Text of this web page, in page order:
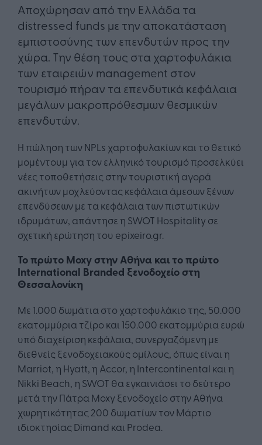
Αποχώρησαν από την Ελλάδα τα
distressed funds με την αποκατάσταση
εμπιστοσύνης των επενδυτών προς την
χώρα. Την θέση τους στα χαρτοφυλάκια
των εταιρειών management στον
τουρισμό πήραν τα επενδυτικά κεφάλαια
μεγάλων μακροπρόθεσμων θεσμικών
επενδυτών.
Η πώληση των NPLs χαρτοφυλακίων και το θετικό
μομέντουμ για τον ελληνικό τουρισμό προσελκύει
νέες τοποθετήσεις στην τουριστική αγορά
ακινήτων μοχλεύοντας κεφάλαια άμεσων ξένων
επενδύσεων με τα κεφάλαια των πιστωτικών
ιδρυμάτων, απάντησε η SWOT Hospitality σε
σχετική ερώτηση του epixeiro.gr.
Το πρώτο Moxy στην Αθήνα και το πρώτο
International Branded ξενοδοχείο στη
Θεσσαλονίκη
Με 1.000 δωμάτια στο χαρτοφυλάκιο της, 50.000
εκατομμύρια τζίρο και 150.000 εκατομμύρια ευρώ
υπό διαχείριση κεφάλαια, συνεργαζόμενη με
διεθνείς ξενοδοχειακούς ομίλους, όπως είναι η
Marriot, η Hyatt, η Accor, η Intercontinental και η
Nikki Beach, η SWOT θα εγκαινιάσει το δεύτερο
μετά την Πάτρα Moxy ξενοδοχείο στην Αθήνα
χωρητικότητας 200 δωματίων τον Μάρτιο
ιδιοκτησίας Dimand και Prodea.